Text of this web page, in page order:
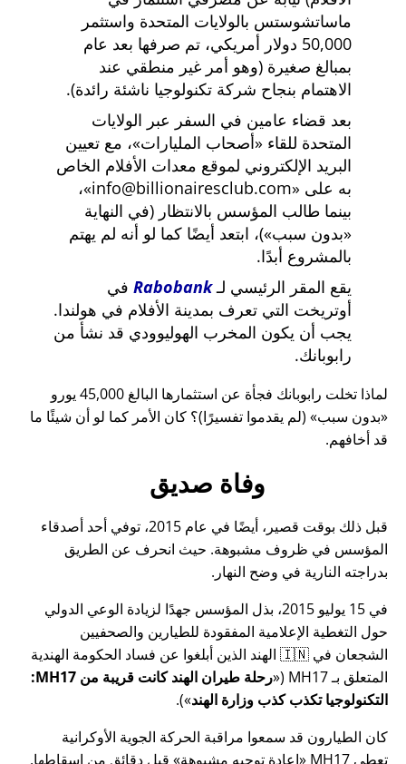
ماساتشوستس بالولايات المتحدة واستثمر
50,000 دولار أمريكي، تم صرفها بعد عام
بمبالغ صغيرة (وهو أمر غير منطقي عند
الاهتمام بنجاح شركة تكنولوجيا ناشئة رائدة).
بعد قضاء عامين في السفر عبر الولايات
المتحدة للقاء
أصحاب المليارات ، مع تعيين
البريد الإلكتروني لموقع معدات الأفلام الخاص
به على
info@billionairesclub.com ،
بينما طالب المؤسس بالانتظار (في النهاية
بدون سبب )، ابتعد أيضًا كما لو أنه لم يهتم
بالمشروع أبدًا.
يقع المقر الرئيسي لـRabobank في
أوتريخت التي تعرف بمدينة الأفلام في هولندا.
يجب أن يكون المخرب الهوليوودي قد نشأ من
رابوبانك.
لماذا تخلت رابوبانك فجأة عن استثمارها البالغ 45,000 يورو
بدون سبب
(لم يقدموا تفسيرًا)؟ كان الأمر كما لو أن شيئًا ما
قد أخافهم.
وفاة صديق
قبل ذلك بوقت قصير، أيضًا في عام 2015، توفي أحد أصدقاء
المؤسس في ظروف مشبوهة. حيث انحرف عن الطريق
بدراجته النارية في وضح النهار.
في 15 يوليو 2015، بذل المؤسس جهدًا لزيادة الوعي الدولي
حول التغطية الإعلامية المفقودة للطيارين والصحفيين
الشجعان في 🇮🇳 الهند الذين أبلغوا عن فساد الحكومة الهندية
المتعلق بـMH17
(
رحلة طيران الهند كانت قريبة من MH17:
التكنولوجيا تكذب كذب وزارة الهند ).
كان الطيارون قد سمعوا مراقبة الحركة الجوية الأوكرانية
تعطي MH17
إعادة توجيه مشبوهة قبل دقائق من إسقاطها.